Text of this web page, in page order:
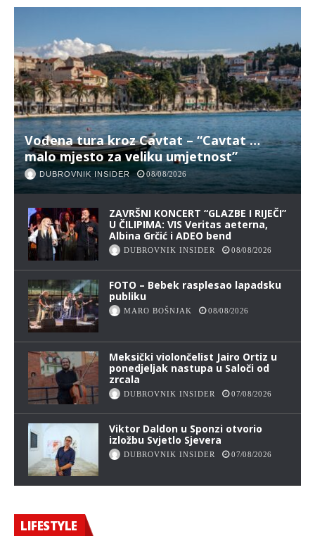
Vođena tura kroz Cavtat – “Cavtat …
malo mjesto za veliku umjetnost”
DUBROVNIK INSIDER 08/08/2026
ZAVRŠNI KONCERT “GLAZBE I RIJEČI”
U ČILIPIMA: VIS Veritas aeterna,
Albina Grčić i ADEO bend
DUBROVNIK INSIDER 08/08/2026
FOTO – Bebek rasplesao lapadsku
publiku
MARO BOŠNJAK 08/08/2026
Meksički violončelist Jairo Ortiz u
ponedjeljak nastupa u Saloči od
zrcala
DUBROVNIK INSIDER 07/08/2026
Viktor Daldon u Sponzi otvorio
izložbu Svjetlo Sjevera
DUBROVNIK INSIDER 07/08/2026
LIFESTYLE